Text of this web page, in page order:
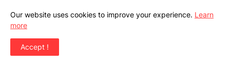
Our website uses cookies to improve your experience. Learn
more
Accept !